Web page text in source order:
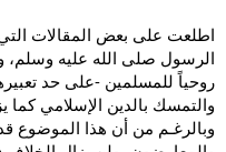
اطلعت على بعض المقالات التي
الرسول صلى الله عليه وسلم،
روحياً للمسلمين -على حد
والتمسك بالدين الإسلامي كما
وبالرغـم من أن هذا الموضوع